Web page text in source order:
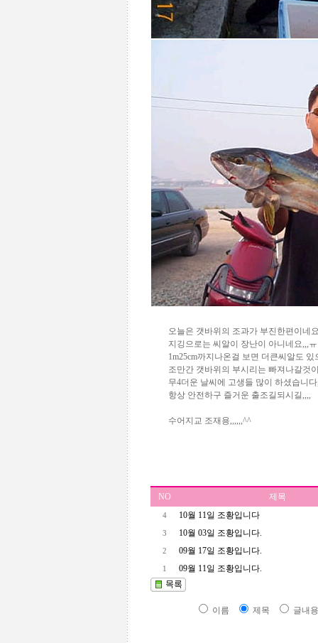
오늘은 갯바위의 조과가 부진한편이네
지깅으로는 씨알이 장난이 아니네요,,,
1m25cm까지나온걸 보면 더큰씨알도 있
조만간 갯바위의 부시리는 빠져나갈것
무4더운 날씨에 고생들 많이 하셨습니
항상 안전하구 즐거운 출조길되시길,,,,
수어지교 조재용,,,,,,^^
NO 제목
4 10월 11일 조황입니다
3 10월 03일 조황입니다.
2 09월 17일 조황입니다.
1 09월 11일 조황입니다.
이름 제목 글